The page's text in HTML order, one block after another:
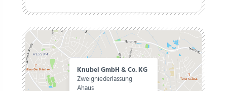
Knubel GmbH & Co. KG
Zweigniederlassung
Ahaus